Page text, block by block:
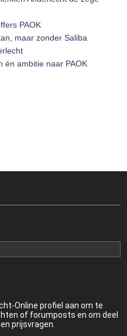
PAOK
maar zonder Saliba
én ambitie naar PAOK
Online profiel aan om te
of forumposts en om deel
prijsvragen.